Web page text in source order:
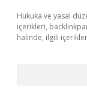
Hukuka ve yasal
içerikleri,
halinde, ilgili